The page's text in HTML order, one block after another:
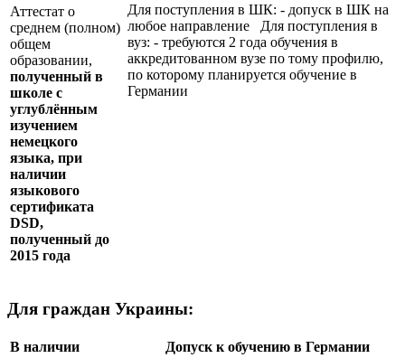
Для поступления в ШК: - допуск в ШК на
любое направление Для поступления в
вуз: - требуются 2 года обучения в
аккредитованном вузе по тому профилю,
по которому планируется обучение в
Германии
Аттестат о
среднем (полном)
общем
образовании,
полученный в
школе с
углублённым
изучением
немецкого
языка, при
наличии
языкового
сертификата
DSD,
полученный до
2015 года
Для граждан Украины:
В наличии
Допуск к обучению в Германии